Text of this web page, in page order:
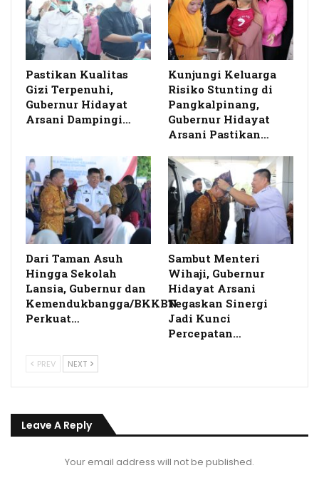
Pastikan Kualitas
Gizi Terpenuhi,
Gubernur Hidayat
Arsani Dampingi…
Kunjungi Keluarga
Risiko Stunting di
Pangkalpinang,
Gubernur Hidayat
Arsani Pastikan…
Dari Taman Asuh
Hingga Sekolah
Lansia, Gubernur dan
Kemendukbangga/BKKBN
Perkuat…
Sambut Menteri
Wihaji, Gubernur
Hidayat Arsani
Tegaskan Sinergi
Jadi Kunci
Percepatan…
PREV NEXT
Leave A Reply
Your email address will not be published.